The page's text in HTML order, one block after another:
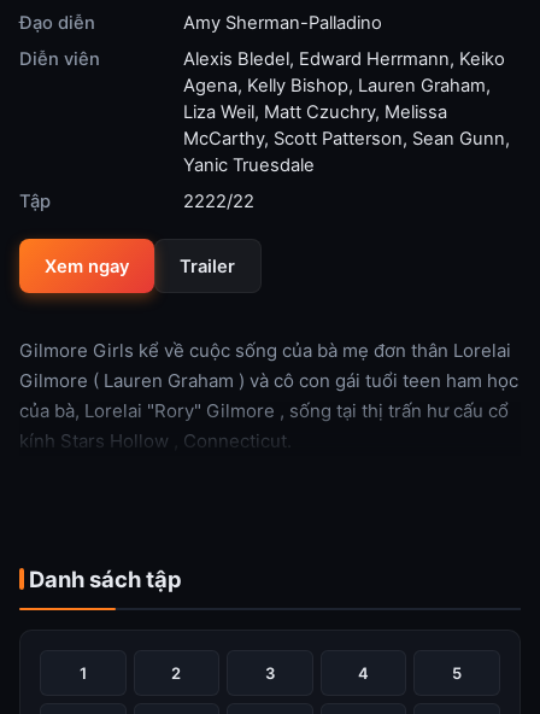
Đạo diễn
Amy Sherman-Palladino
Diễn viên
Alexis Bledel, Edward Herrmann, Keiko
Agena, Kelly Bishop, Lauren Graham,
Liza Weil, Matt Czuchry, Melissa
McCarthy, Scott Patterson, Sean Gunn,
Yanic Truesdale
Tập
2222/22
Xem ngay Trailer
Gilmore Girls kể về cuộc sống của bà mẹ đơn thân Lorelai
Gilmore ( Lauren Graham ) và cô con gái tuổi teen ham học
của bà, Lorelai "Rory" Gilmore , sống tại thị trấn hư cấu cổ
kính Stars Hollow , Connecticut.
Danh sách tập
1 2 3 4 5